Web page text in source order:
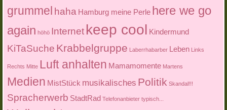
grummel haha Hamburg meine Perle here we go
again höhö Internet keep cool Kindermund
KiTaSuche Krabbelgruppe Laberrhabarber Leben Links
Rechts Mitte Luft anhalten Mamamomente Martens
Medien MistStück musikalisches Politik Skandal!!!
Spracherwerb StadtRad Telefonanbieter typisch...